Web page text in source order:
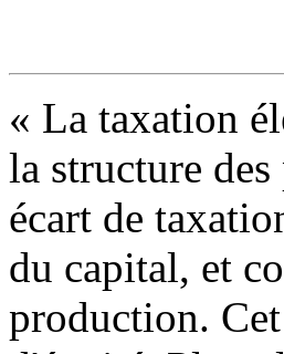
« La taxation
la structure
écart de
du capital, et
production.